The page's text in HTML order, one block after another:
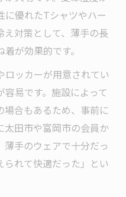
に優れたTシャツやハー
え対策として、薄手の長
が効果的です。
ロッカーが用意されてい
易です。施設によって
場合もあるため、事前に
太田市や富岡市の会員か
手のウェアで十分だっ
られて快適だった」とい